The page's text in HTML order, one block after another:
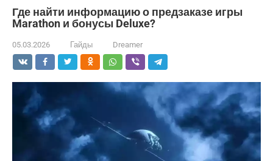
Где найти информацию о предзаказе игры
Marathon и бонусы Deluxe?
05.03.2026 Гайды Dreamer